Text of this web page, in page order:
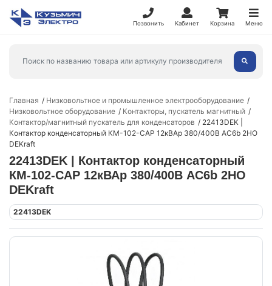
Позвонить Кабинет Корзина Меню
Главная
Низковольтное и промышленное электрооборудование
Низковольтное оборудование
Контакторы, пускатель магнитный
Контактор/магнитный пускатель для конденсаторов
22413DEK |
Контактор конденсаторный КМ-102-CAP 12кВАр 380/400В AC6b 2НО
DEKraft
22413DEK | Контактор конденсаторный
КМ-102-CAP 12кВАр 380/400В AC6b 2НО
DEKraft
22413DEK